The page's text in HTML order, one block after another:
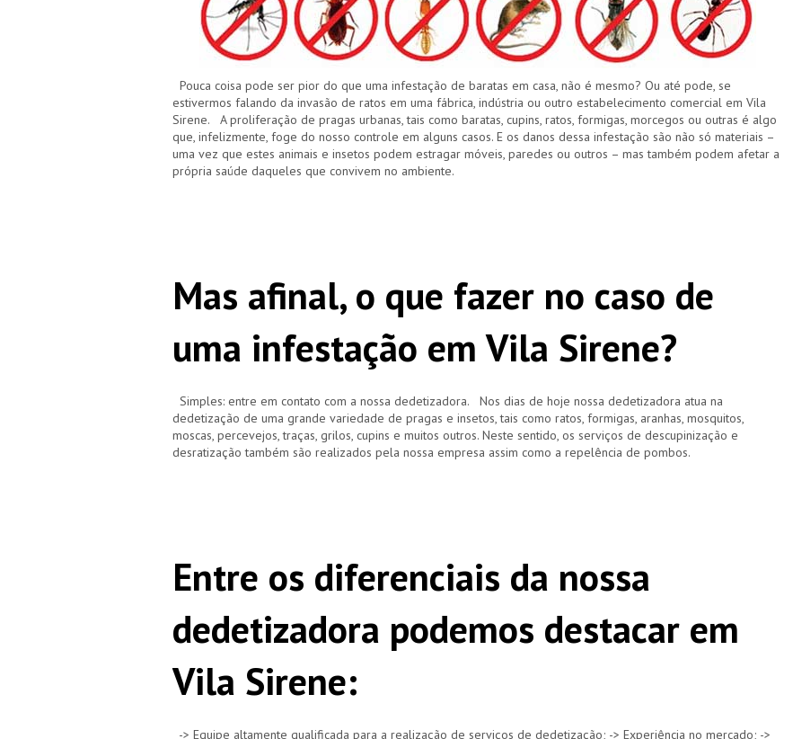
Pouca coisa pode ser pior do que uma infestação de baratas em casa, não é mesmo? Ou até pode, se
estivermos falando da invasão de ratos em uma fábrica, indústria ou outro estabelecimento comercial em Vila
Sirene. A proliferação de pragas urbanas, tais como baratas, cupins, ratos, formigas, morcegos ou outras é algo
que, infelizmente, foge do nosso controle em alguns casos. E os danos dessa infestação são não só materiais –
uma vez que estes animais e insetos podem estragar móveis, paredes ou outros – mas também podem afetar a
própria saúde daqueles que convivem no ambiente.
Mas afinal, o que fazer no caso de
uma infestação em Vila Sirene?
Simples: entre em contato com a nossa dedetizadora. Nos dias de hoje nossa dedetizadora atua na
dedetização de uma grande variedade de pragas e insetos, tais como ratos, formigas, aranhas, mosquitos,
moscas, percevejos, traças, grilos, cupins e muitos outros. Neste sentido, os serviços de descupinização e
desratização também são realizados pela nossa empresa assim como a repelência de pombos.
Entre os diferenciais da nossa
dedetizadora podemos destacar em
Vila Sirene:
-> Equipe altamente qualificada para a realização de serviços de dedetização; -> Experiência no mercado; ->